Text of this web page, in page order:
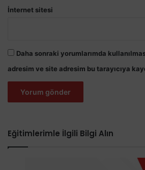
İnternet sitesi
Daha sonraki yorumlarımda
adresim ve site adresim bu tarayıcıya
Eğitimlerimle İlgili Bilgi Alın